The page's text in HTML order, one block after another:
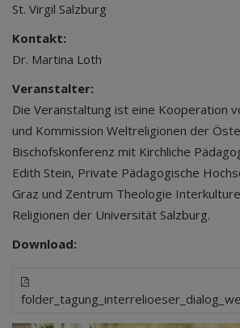
St. Virgil Salzburg
Kontakt:
Dr. Martina Loth
Veranstalter:
Die Veranstaltung ist eine Kooperation
und Kommission Weltreligionen der
Bischofskonferenz mit Kirchliche
Edith Stein, Private Pädagogische
Graz und Zentrum Theologie
Religionen der Universität Salzburg.
Download: